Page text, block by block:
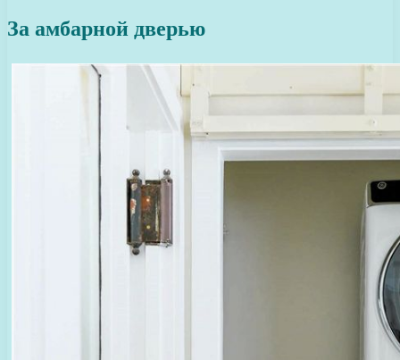
За амбарной дверью